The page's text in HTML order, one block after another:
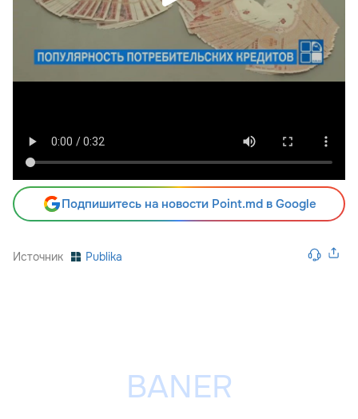
Подпишитесь на новости Point.md в Google
Источник Publika